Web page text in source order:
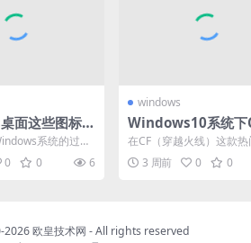
面这些图标别
可能影响系统
系统的过程
标是我们快速访
件的...
0 0 6
windows
Windows10系统下
雾头调节方法大揭秘
在CF（穿越火线）这款热
技游戏中，烟雾弹是战术
关键道具之一，而烟雾头...
3 周前 0 0
2026欧皇技术网 - All rights reserved